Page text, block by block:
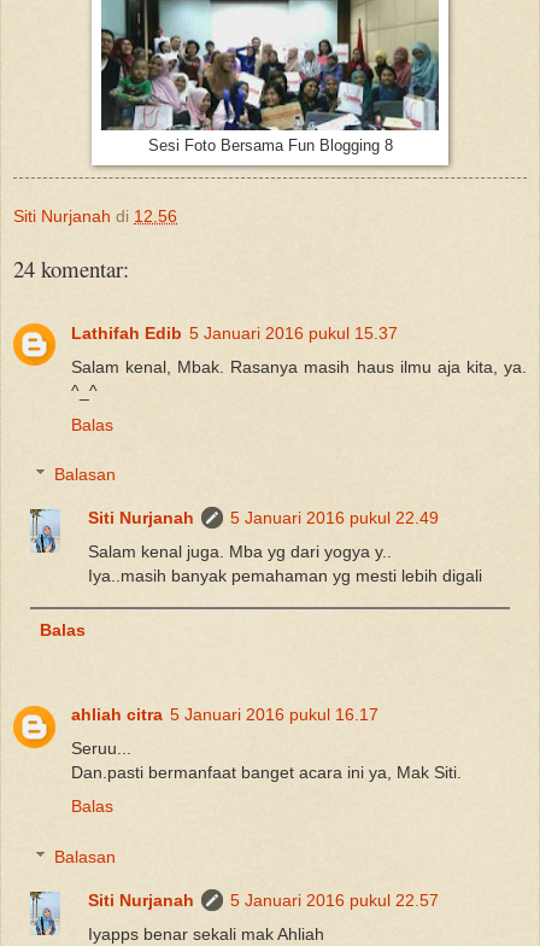
Sesi Foto Bersama Fun Blogging 8
Siti Nurjanah di 12.56
24 komentar:
Lathifah Edib 5 Januari 2016 pukul 15.37
Salam kenal, Mbak. Rasanya masih haus ilmu aja kita, ya.
^_^
Balas
Balasan
Siti Nurjanah
5 Januari 2016 pukul 22.49
Salam kenal juga. Mba yg dari yogya y..
Iya..masih banyak pemahaman yg mesti lebih digali
Balas
ahliah citra 5 Januari 2016 pukul 16.17
Seruu...
Dan.pasti bermanfaat banget acara ini ya, Mak Siti.
Balas
Balasan
Siti Nurjanah
5 Januari 2016 pukul 22.57
Iyapps benar sekali mak Ahliah